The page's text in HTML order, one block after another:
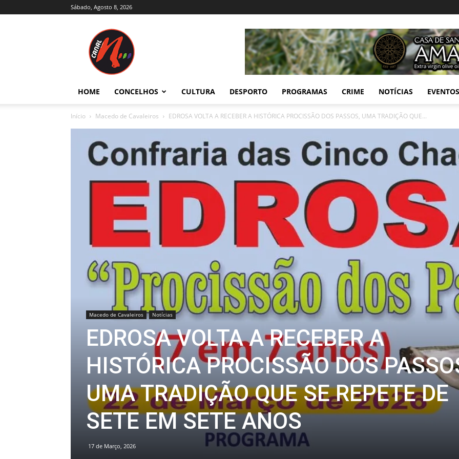
Sábado, Agosto 8, 2026
Trás-
e
Alto
Douro
HOME CONCELHOS CULTURA DESPORTO PROGRAMAS CRIME NOTÍCIAS EVENTOS
Início Macedo de Cavaleiros EDROSA VOLTA A RECEBER A HISTÓRICA PROCISSÃO DOS PASSOS, UMA TRADIÇÃO QUE...
Macedo de Cavaleiros Notícias
EDROSA VOLTA A RECEBER A
HISTÓRICA PROCISSÃO DOS
UMA TRADIÇÃO QUE SE REPETE DE
SETE EM SETE ANOS
17 de Março, 2026